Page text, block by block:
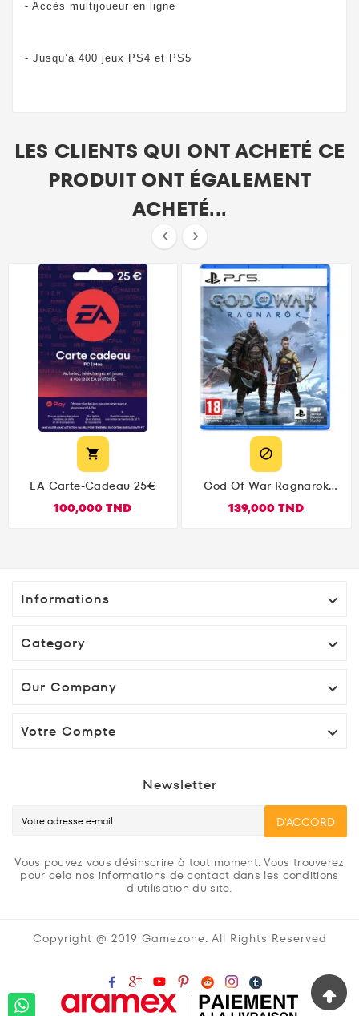
- Accès multijoueur en ligne
- Jusqu’à 400 jeux PS4 et PS5
LES CLIENTS QUI ONT ACHETÉ CE
PRODUIT ONT ÉGALEMENT
ACHETÉ...
 

EA Carte-Cadeau 25€
100,000 TND

God Of War Ragnarok
139,000 TND
Informations 
Category 
Our Company 
Votre Compte 
Newsletter
D'ACCORD
Vous pouvez vous désinscrire à tout moment. Vous trouverez
pour cela nos informations de contact dans les conditions
d'utilisation du site.
Copyright @ 2019 Gamezone. All Rights Reserved